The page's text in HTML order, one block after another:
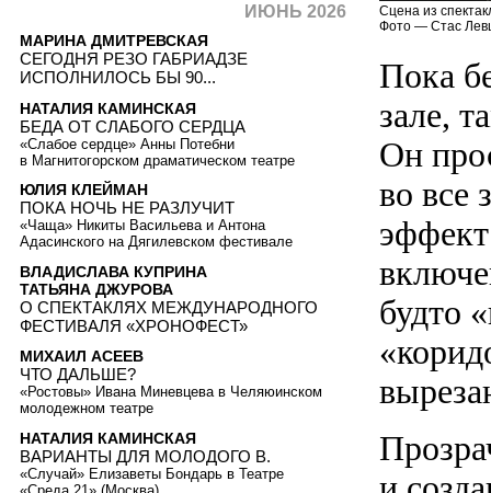
Сцена из
Фото — Стас
Пока
зале,
Он
во все
будто
ИЮНЬ 2026
МАРИНА ДМИТРЕВСКАЯ
СЕГОДНЯ РЕЗО ГАБРИАДЗЕ
ИСПОЛНИЛОСЬ БЫ 90...
НАТАЛИЯ КАМИНСКАЯ
БЕДА ОТ СЛАБОГО СЕРДЦА
«Слабое сердце» Анны Потебни
в Магнитогорском драматическом театре
ЮЛИЯ КЛЕЙМАН
ПОКА НОЧЬ НЕ РАЗЛУЧИТ
«Чаща» Никиты Васильева и Антона
Адасинского на Дягилевском фестивале
ВЛАДИСЛАВА КУПРИНА
ТАТЬЯНА ДЖУРОВА
О СПЕКТАКЛЯХ МЕЖДУНАРОДНОГО
ФЕСТИВАЛЯ «ХРОНОФЕСТ»
МИХАИЛ АСЕЕВ
ЧТО ДАЛЬШЕ?
«Ростовы» Ивана Миневцева в Челяюинском
молодежном театре
НАТАЛИЯ КАМИНСКАЯ
ВАРИАНТЫ ДЛЯ МОЛОДОГО В.
«Случай» Елизаветы Бондарь в Театре